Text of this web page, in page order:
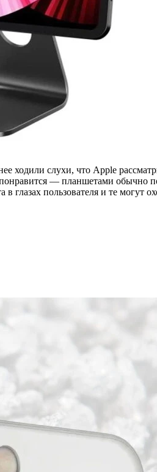
ходили слухи, что Apple
— планшетами обычно
пользователя и те могут